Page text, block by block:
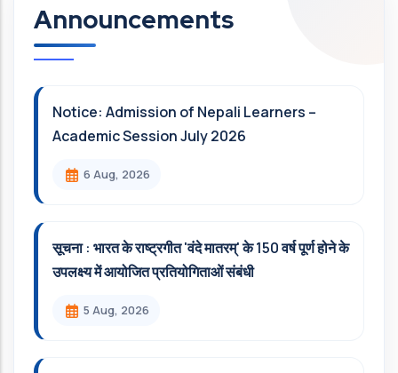
Announcements
Notice: Admission of Nepali Learners –
Academic Session July 2026
6 Aug, 2026
सूचना : भारत के राष्ट्रगीत 'वंदे मातरम्' के 150 वर्ष पूर्ण होने के
उपलक्ष्य में आयोजित प्रतियोगिताओं संबंधी
5 Aug, 2026